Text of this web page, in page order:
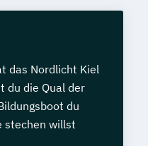
das Nordlicht Kiel
du die Qual der
du
stechen willst